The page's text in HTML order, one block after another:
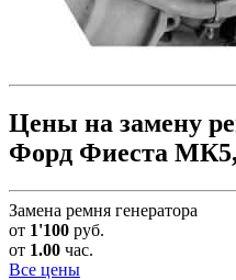
Цены на замену
Форд Фиеста
Замена ремня генератора
от 1'100 руб.
от 1.00 час.
Все цены